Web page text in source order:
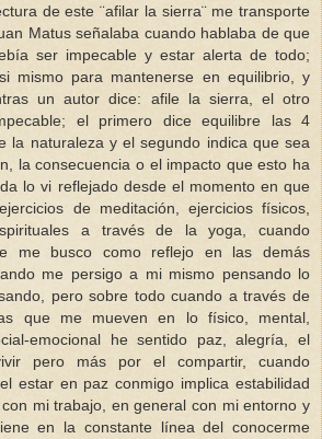
de este ¨afilar la sierra¨ me transporte
Matus señalaba cuando hablaba de que
ser impecable y estar alerta de todo;
mismo para mantenerse en equilibrio, y
un autor dice: afile la sierra, el otro
el primero dice equilibre las 4
la naturaleza y el segundo indica que sea
la consecuencia o el impacto que esto ha
lo vi reflejado desde el momento en que
de meditación, ejercicios físicos,
a través de la yoga, cuando
me busco como reflejo en las demás
me persigo a mi mismo pensando lo
pero sobre todo cuando a través de
que me mueven en lo físico, mental,
emocional he sentido paz, alegría, el
pero más por el compartir, cuando
estar en paz conmigo implica estabilidad
mi trabajo, en general con mi entorno y
en la constante línea del conocerme